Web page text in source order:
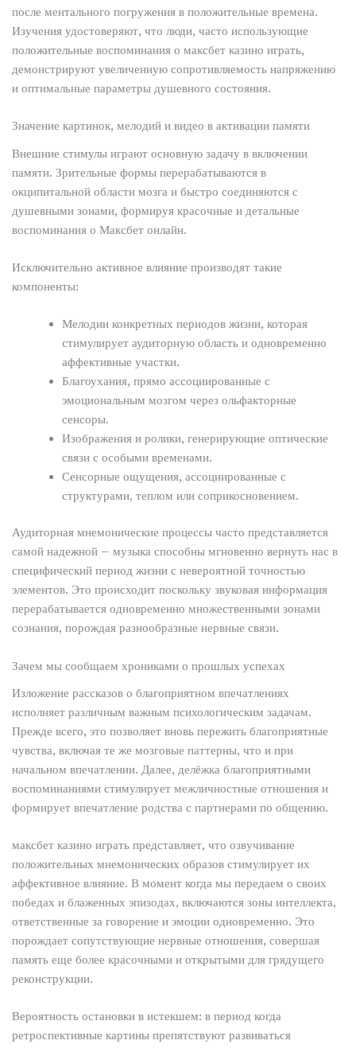
после ментального погружения в положительные времена.
Изучения удостоверяют, что люди, часто использующие
положительные воспоминания о максбет казино играть,
демонстрируют увеличенную сопротивляемость напряжению
и оптимальные параметры душевного состояния.
Значение картинок, мелодий и видео в активации памяти
Внешние стимулы играют основную задачу в включении
памяти. Зрительные формы перерабатываются в
окципитальной области мозга и быстро соединяются с
душевными зонами, формируя красочные и детальные
воспоминания о Максбет онлайн.
Исключительно активное влияние производят такие
компоненты:
Мелодии конкретных периодов жизни, которая
стимулирует аудиторную область и одновременно
аффективные участки.
Благоухания, прямо ассоциированные с
эмоциональным мозгом через ольфакторные
сенсоры.
Изображения и ролики, генерирующие оптические
связи с особыми временами.
Сенсорные ощущения, ассоциированные с
структурами, теплом или соприкосновением.
Аудиторная мнемонические процессы часто представляется
самой надежной – музыка способны мгновенно вернуть нас в
специфический период жизни с невероятной точностью
элементов. Это происходит поскольку звуковая информация
перерабатывается одновременно множественными зонами
сознания, порождая разнообразные нервные связи.
Зачем мы сообщаем хрониками о прошлых успехах
Изложение рассказов о благоприятном впечатлениях
исполняет различным важным психологическим задачам.
Прежде всего, это позволяет вновь пережить благоприятные
чувства, включая те же мозговые паттерны, что и при
начальном впечатлении. Далее, делёжка благоприятными
воспоминаниями стимулирует межличностные отношения и
формирует впечатление родства с партнерами по общению.
максбет казино играть представляет, что озвучивание
положительных мнемонических образов стимулирует их
аффективное влияние. В момент когда мы передаем о своих
победах и блаженных эпизодах, включаются зоны интеллекта,
ответственные за говорение и эмоции одновременно. Это
порождает сопутствующие нервные отношения, совершая
память еще более красочными и открытыми для грядущего
реконструкции.
Вероятность остановки в истекшем: в период когда
ретроспективные картины препятствуют развиваться